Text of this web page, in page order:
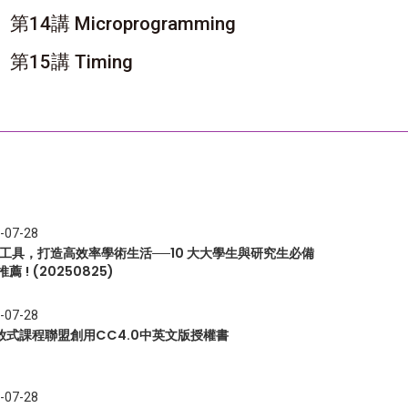
第14講 Microprogramming
第15講 Timing
28
具，打造高效率學術生活──10 大大學生與研究生必備
薦 ! (20250825)
28
式課程聯盟創用CC4.0中英文版授權書
28